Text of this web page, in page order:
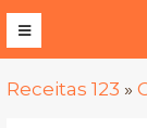
Receitas 123 »